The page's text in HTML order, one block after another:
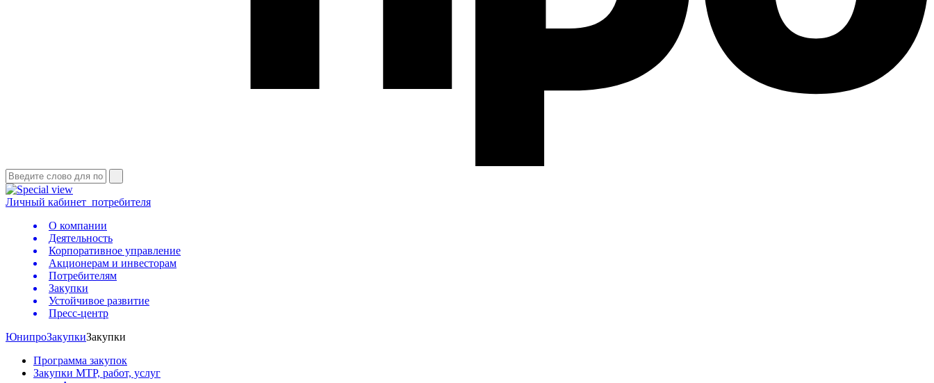
Личный кабинет потребителя
О компании
Деятельность
Корпоративное управление
Акционерам и инвесторам
Потребителям
Закупки
Устойчивое развитие
Пресс-центр
ЮнипроЗакупкиЗакупки
Программа закупок
Закупки МТР, работ, услуг